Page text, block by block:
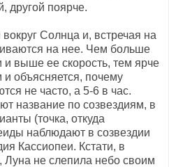
другой поярче.
Солнца и, встречая на
на нее. Чем больше
и выше ее скорость, тем ярче
объясняется, почему
не часто, а 5-6 в час.
название по созвездиям, в
(точка, откуда
наблюдают в созвездии
Кассиопеи. Кстати, в
Луна не слепила небо своим